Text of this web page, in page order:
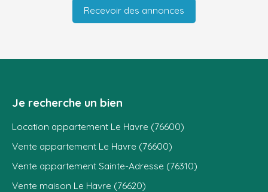
Recevoir des annonces
Je recherche un bien
Location appartement Le Havre (76600)
Vente appartement Le Havre (76600)
Vente appartement Sainte-Adresse (76310)
Vente maison Le Havre (76620)